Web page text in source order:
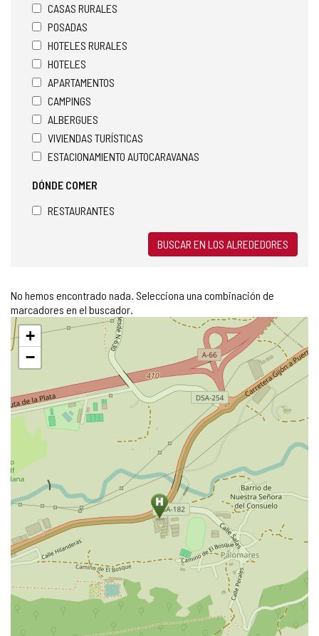
CASAS RURALES
POSADAS
HOTELES RURALES
HOTELES
APARTAMENTOS
CAMPINGS
ALBERGUES
VIVIENDAS TURÍSTICAS
ESTACIONAMIENTO AUTOCARAVANAS
DÓNDE COMER
RESTAURANTES
BUSCAR EN LOS ALREDEDORES
No hemos encontrado nada. Selecciona una combinación de
marcadores en el buscador.
Saltar
mapa
+
−